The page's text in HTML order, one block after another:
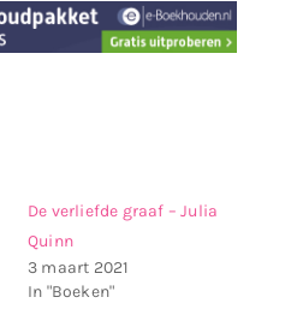
De verliefde graaf – Julia
Quinn
3 maart 2021
In "Boeken"